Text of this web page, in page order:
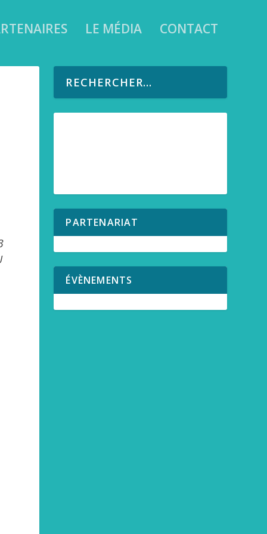
LE MÉDIA CONTACT
PARTENARIAT
ÉVÈNEMENTS